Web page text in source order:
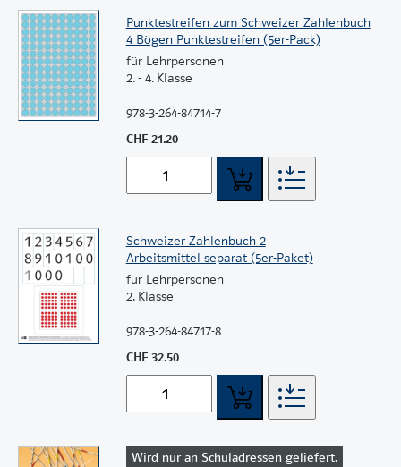
Punktestreifen zum Schweizer Zahlenbuch
4 Bögen Punktestreifen (5er-Pack)
für Lehrpersonen
2. - 4. Klasse
978-3-264-84714-7
CHF 21.20
Schweizer Zahlenbuch 2
Arbeitsmittel separat (5er-Paket)
für Lehrpersonen
2. Klasse
978-3-264-84717-8
CHF 32.50
Wird nur an Schuladressen geliefert.